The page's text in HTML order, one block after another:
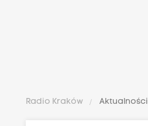
Radio Kraków Aktualności